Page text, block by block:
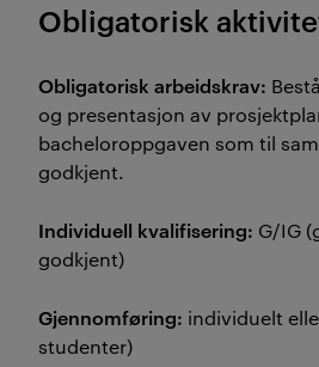
Obligatorisk
Obligatorisk arbeidskrav:
og presentasjon av
bacheloroppgaven som til
godkjent.
Individuell kvalifisering: G/IG
godkjent)
Gjennomføring: individuelt
studenter)